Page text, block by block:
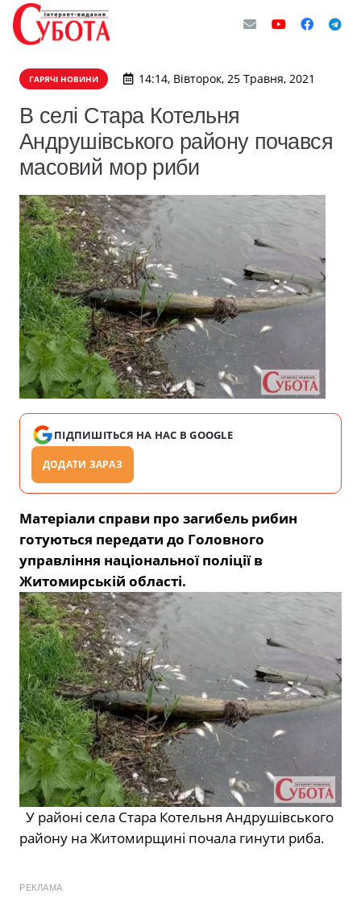
ГАРЯЧІ НОВИНИ 14:14, Вівторок, 25 Травня, 2021
В селі Стара Котельня
Андрушівського району почався
масовий мор риби
ПІДПИШІТЬСЯ НА НАС В GOOGLE
ДОДАТИ ЗАРАЗ
Матеріали справи про загибель рибин
готуються передати до Головного
управління національної поліції в
Житомирській області.
У районі села Стара Котельня Андрушівського
району на Житомирщині почала гинути риба.
РЕКЛАМА